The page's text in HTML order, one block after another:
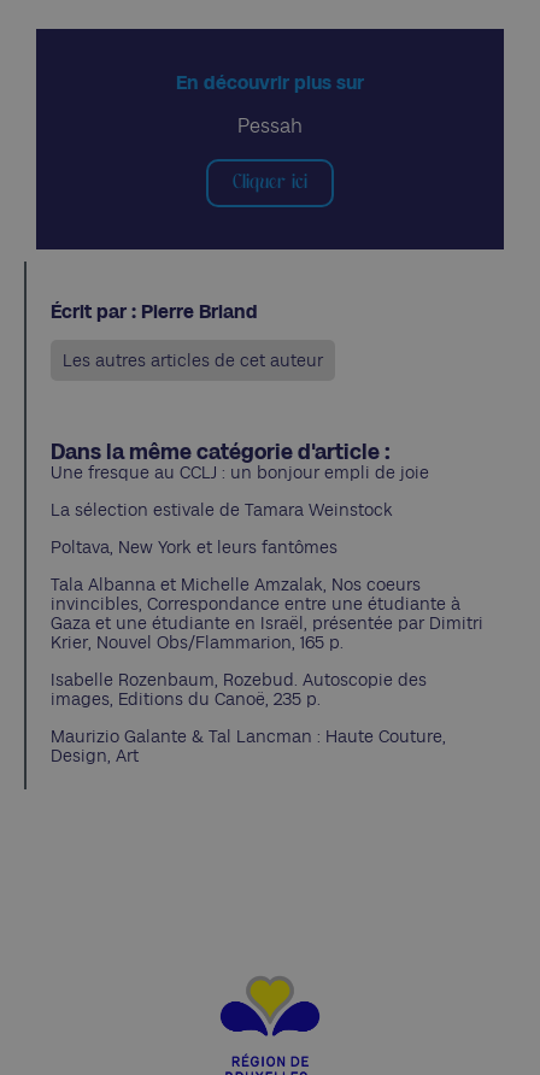
En découvrir plus sur
Pessah
Cliquer ici
Écrit par : Pierre Briand
Les autres articles de cet auteur
Dans la même catégorie d'article :
Une fresque au CCLJ : un bonjour empli de joie
La sélection estivale de Tamara Weinstock
Poltava, New York et leurs fantômes
Tala Albanna et Michelle Amzalak, Nos coeurs
invincibles, Correspondance entre une étudiante à
Gaza et une étudiante en Israël, présentée par Dimitri
Krier, Nouvel Obs/Flammarion, 165 p.
Isabelle Rozenbaum, Rozebud. Autoscopie des
images, Editions du Canoë, 235 p.
Maurizio Galante & Tal Lancman : Haute Couture,
Design, Art